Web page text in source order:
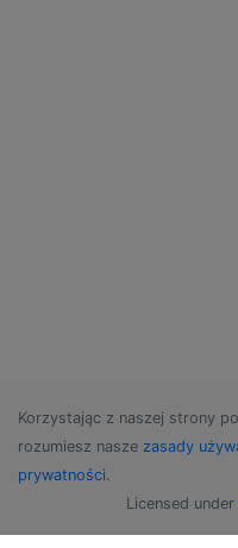
Korzystając z naszej strony
rozumiesz nasze zasady
prywatności.
Licensed under